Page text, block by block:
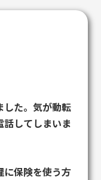
できる業者さん
した。
した。気が動転
話してしまいま
に保険を使う方